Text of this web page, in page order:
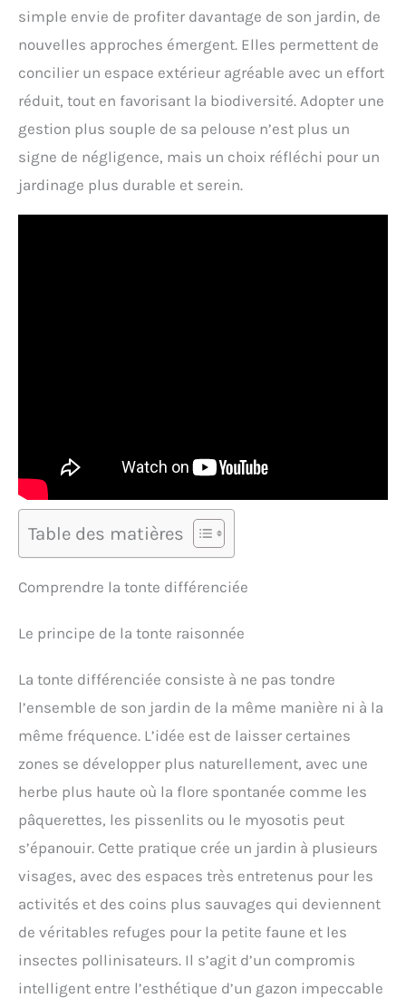
simple envie de profiter davantage de son jardin, de
nouvelles approches émergent. Elles permettent de
concilier un espace extérieur agréable avec un effort
réduit, tout en favorisant la biodiversité. Adopter une
gestion plus souple de sa pelouse n’est plus un
signe de négligence, mais un choix réfléchi pour un
jardinage plus durable et serein.
Table des matières
Comprendre la tonte différenciée
Le principe de la tonte raisonnée
La tonte différenciée consiste à ne pas tondre
l’ensemble de son jardin de la même manière ni à la
même fréquence. L’idée est de laisser certaines
zones se développer plus naturellement, avec une
herbe plus haute où la flore spontanée comme les
pâquerettes, les pissenlits ou le myosotis peut
s’épanouir. Cette pratique crée un jardin à plusieurs
visages, avec des espaces très entretenus pour les
activités et des coins plus sauvages qui deviennent
de véritables refuges pour la petite faune et les
insectes pollinisateurs. Il s’agit d’un compromis
intelligent entre l’esthétique d’un gazon impeccable